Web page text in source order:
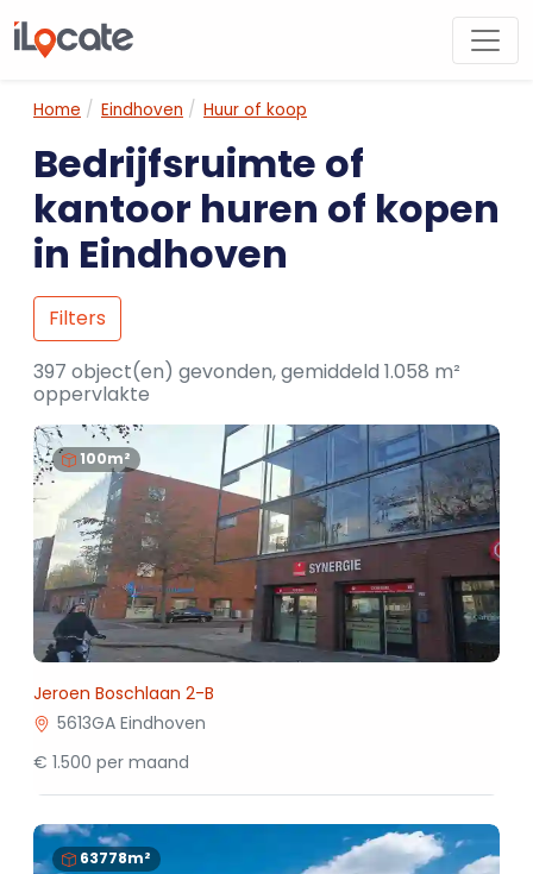
Home Eindhoven Huur of koop
Bedrijfsruimte of
kantoor huren of kopen
in Eindhoven
Filters
397 object(en) gevonden, gemiddeld 1.058 m²
oppervlakte
100m²
Jeroen Boschlaan 2-B
5613GA Eindhoven
€ 1.500 per maand
63778m²